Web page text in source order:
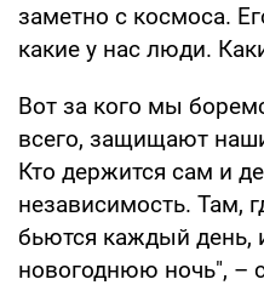
заметно с космоса.
какие у нас люди.
Вот за кого мы
всего, защищают
Кто держится сам и
независимость. Там,
бьются каждый день,
новогоднюю ночь", –